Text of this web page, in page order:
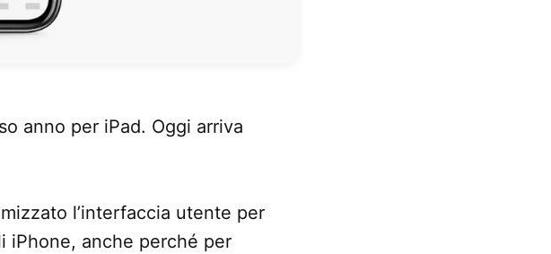
anno per iPad. Oggi arriva
l’interfaccia utente per
iPhone, anche perché per